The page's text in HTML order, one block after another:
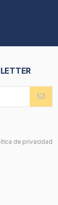
de privacidad